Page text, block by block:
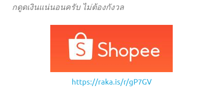
กดูดเงินแน่นอนครับ ไม่ต้องกังวล
https://raka.is/r/gP7GV